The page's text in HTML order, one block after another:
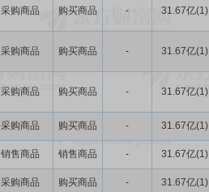
采购商品 购买商品 - 31.67亿(1)
采购商品 购买商品 - 31.67亿(1)
采购商品 购买商品 - 31.67亿(1)
采购商品 购买商品 - 31.67亿(1)
销售商品 销售商品 - 31.67亿(1)
采购商品 购买商品 - 31.67亿(1)